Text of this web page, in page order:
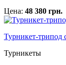
Цена: 48 380 грн.
Турникет-
Турникеты